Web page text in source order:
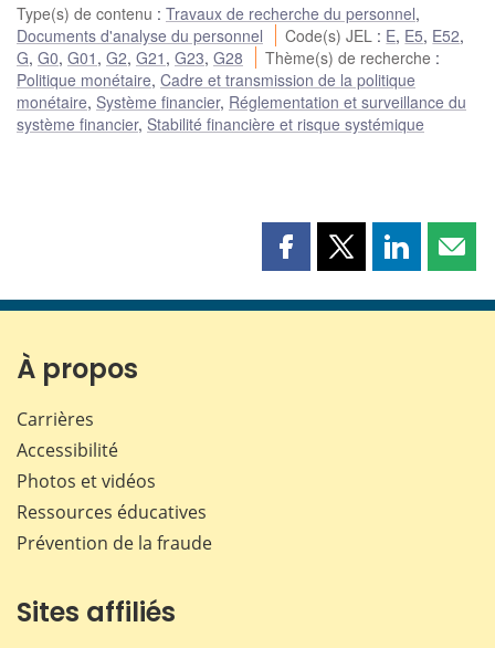
Type(s) de contenu : Travaux de recherche du personnel,
Documents d'analyse du personnel
Code(s) JEL : E, E5, E52,
G, G0, G01 , G2, G21 , G23, G28 Thème(s) de recherche :
Politique monétaire, Cadre et transmission de la politique
monétaire, Système financier, Réglementation et surveillance du
système financier, Stabilité financière et risque systémique
Partager
page
Partager
page
Partager
page page
À propos
Carrières
Accessibilité
Photos et vidéos
Ressources éducatives
Prévention de la fraude
Sites affiliés